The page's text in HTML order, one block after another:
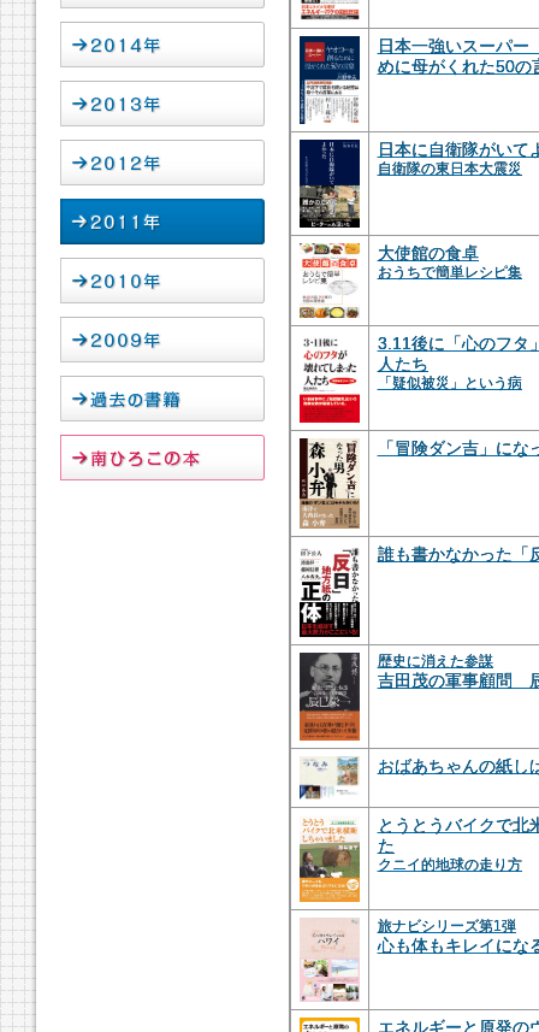
日本一強いスーパ
めに母がくれた50の
日本に自衛隊がいて
自衛隊の東日本大震災
大使館の食卓
おうちで簡単レシピ集
3.11後に「心のフタ
人たち
「疑似被災」という病
「冒険ダン吉」に
誰も書かなかった「
歴史に消えた参謀
吉田茂の軍事顧問
おばあちゃんの紙
とうとうバイクで北
た
クニイ的地球の走り方
旅ナビシリーズ第1弾
心も体もキレイにな
エネルギーと原発の